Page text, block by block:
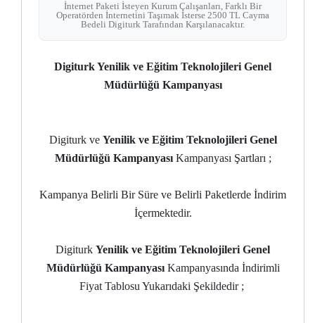
İnternet Paketi İsteyen Kurum Çalışanları, Farklı Bir
Operatörden İnternetini Taşımak İsterse 2500 TL Cayma
Bedeli Digiturk Tarafından Karşılanacaktır.
Digiturk Yenilik ve Eğitim Teknolojileri Genel
Müdürlüğü Kampanyası
Digiturk ve Yenilik ve Eğitim Teknolojileri Genel
Müdürlüğü KampanyasıKampanyası Şartları ;
Kampanya Belirli Bir Süre ve Belirli Paketlerde İndirim
İçermektedir.
Digiturk Yenilik ve Eğitim Teknolojileri Genel
Müdürlüğü KampanyasıKampanyasında İndirimli
Fiyat Tablosu Yukarıdaki Şekildedir ;